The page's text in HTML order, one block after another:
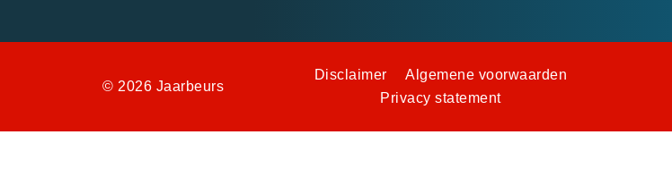
© 2026 Jaarbeurs
Disclaimer
Algemene voorwaarden
Privacy statement